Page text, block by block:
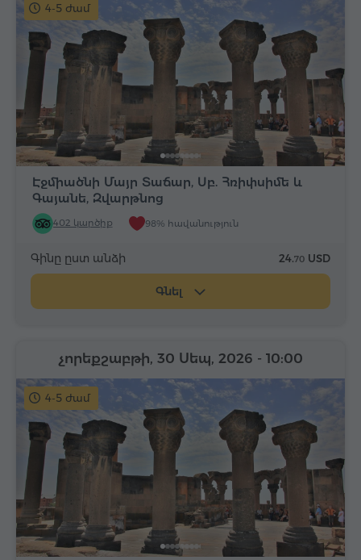
4-5 ժամ
Էջմիածնի Մայր Տաճար, Սբ. Հռիփսիմե և
Գայանե, Զվարթնոց
402 կարծիք 98% հավանություն
Գինը ըստ անձի 24.70 USD
Գնել
4-5 ժամ
չորեքշաբթի, 30 Սեպ, 2026 - 10:00